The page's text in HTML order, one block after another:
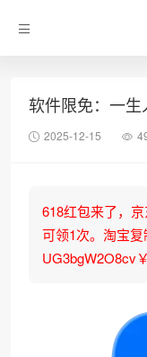
软件限免：一生
2025-12-15
618红包来了，
可领1次。淘宝
UG3bgW2O8cv